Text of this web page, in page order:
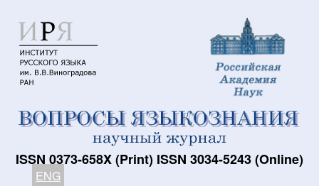
ISSN 0373-658X (Print) ISSN 3034-5243 (Online)
ENG